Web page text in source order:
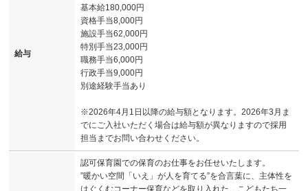
給与
基本給180,000円
資格手当8,000円
施設手当62,000円
特別手当23,000円
職務手当6,000円
行政手当9,000円
別途経験手当あり
※2026年4月1日以降の給与額となります。2026年3月ま
でにご入社いただく場合は給与額が異なりますので採用
担当までお問い合わせください。
認可保育園での保育のお仕事をお任せいたします。
”暖かい空間「いえ」が人を育てる”を合言葉に、主体性を
はぐくむコーナー保育などを取り入れた、こどもたち一